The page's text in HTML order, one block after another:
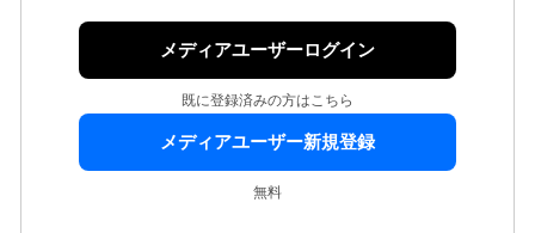
メディアユーザーログイン
既に登録済みの方はこちら
メディアユーザー新規登録
無料